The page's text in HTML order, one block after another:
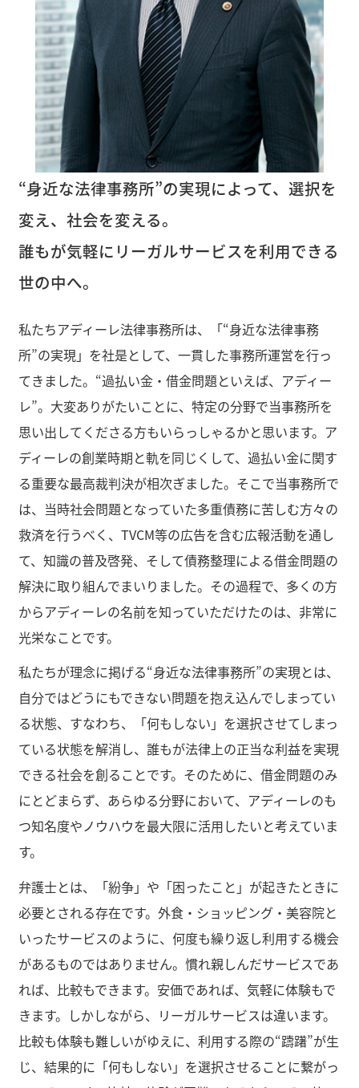
“身近な法律事務所”の実現によって、選択を
変え、社会を変える。
誰もが気軽にリーガルサービスを利用できる
世の中へ。
私たちアディーレ法律事務所は、「“身近な法律事務
所”の実現」を社是として、一貫した事務所運営を行っ
てきました。“過払い金・借金問題といえば、アディー
レ”。大変ありがたいことに、特定の分野で当事務所を
思い出してくださる方もいらっしゃるかと思います。ア
ディーレの創業時期と軌を同じくして、過払い金に関す
る重要な最高裁判決が相次ぎました。そこで当事務所で
は、当時社会問題となっていた多重債務に苦しむ方々の
救済を行うべく、TVCM等の広告を含む広報活動を通し
て、知識の普及啓発、そして債務整理による借金問題の
解決に取り組んでまいりました。その過程で、多くの方
からアディーレの名前を知っていただけたのは、非常に
光栄なことです。
私たちが理念に掲げる“身近な法律事務所”の実現とは、
自分ではどうにもできない問題を抱え込んでしまってい
る状態、すなわち、「何もしない」を選択させてしまっ
ている状態を解消し、誰もが法律上の正当な利益を実現
できる社会を創ることです。そのために、借金問題のみ
にとどまらず、あらゆる分野において、アディーレのも
つ知名度やノウハウを最大限に活用したいと考えていま
す。
弁護士とは、「紛争」や「困ったこと」が起きたときに
必要とされる存在です。外食・ショッピング・美容院と
いったサービスのように、何度も繰り返し利用する機会
があるものではありません。慣れ親しんだサービスであ
れば、比較もできます。安価であれば、気軽に体験もで
きます。しかしながら、リーガルサービスは違います。
比較も体験も難しいがゆえに、利用する際の“躊躇”が生
じ、結果的に「何もしない」を選択させることに繋がっ